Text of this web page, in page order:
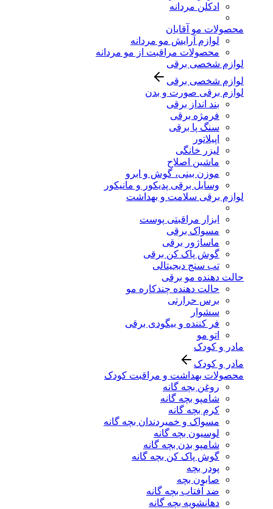
ادکلن مردانه
محصولات مو آقایان
لوازم آرایش مو مردانه
محصولات مراقبت از مو مردانه
لوازم شخصی برقی
لوازم شخصی برقی
لوازم برقی صورت و بدن
بند انداز برقی
فرمژه برقی
سنگ پا برقی
اپیلاتور
لیزر خانگی
ماشین اصلاح
موزن بینی، گوش و ابرو
وسایل برقی پدیکور و مانیکور
لوازم برقی سلامت و بهداشت
ابزار مراقبتی پوست
مسواک برقی
ماساژور برقی
گوش پاک کن برقی
تب سنج دیجیتالی
حالت دهنده مو برقی
حالت دهنده چندکاره مو
برس حرارتی
سشوار
فر کننده و بیگودی برقی
اتو مو
مادر و کودک
مادر و کودک
محصولات بهداشت و مراقبت کودک
روغن بچه گانه
شامپو بچه گانه
کرم بچه گانه
مسواک و خمیردندان بچه گانه
لوسیون بچه گانه
شامپو بدن بچه گانه
گوش پاک کن بچه گانه
پودر بچه
صابون بچه
ضد آفتاب بچه گانه
دهانشویه بچه گانه